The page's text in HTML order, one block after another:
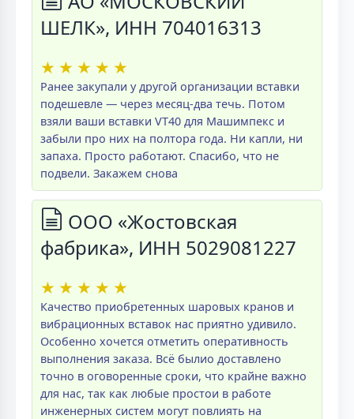
ШЕЛК», ИНН 704016313
★ ★ ★ ★ ★
Ранее закупали у другой организации вставки
подешевле — через месяц-два течь. Потом
взяли ваши вставки VT40 для Машимпекс и
забыли про них на полтора года. Ни капли, ни
запаха. Просто работают. Спасибо, что не
подвели. Закажем снова
ООО «Жостовская
фабрика», ИНН 5029081227
★ ★ ★ ★ ★
Качество приобретенных шаровых кранов и
вибрационных вставок нас приятно удивило.
Особенно хочется отметить оперативность
выполнения заказа. Всё былио доставлено
точно в оговоренные сроки, что крайне важно
для нас, так как любые простои в работе
инженерных систем могут повлиять на